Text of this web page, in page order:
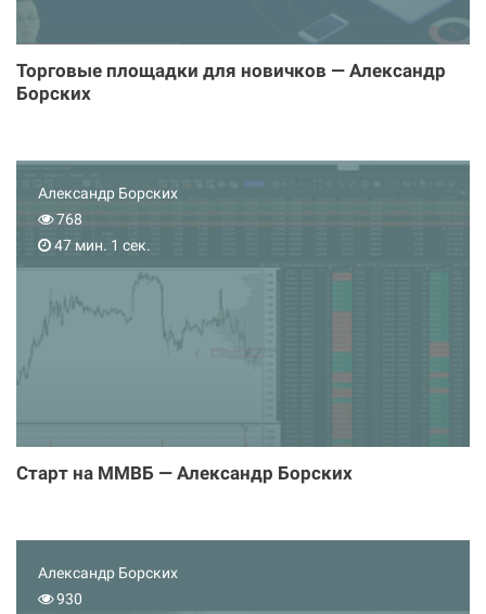
Торговые площадки для новичков — Александр
Борских
Александр Борских
768
47 мин. 1 сек.
Старт на ММВБ — Александр Борских
Александр Борских
930